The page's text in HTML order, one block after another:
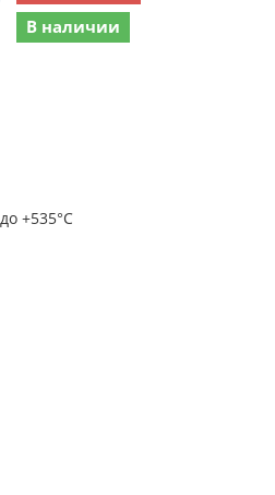
В наличии
+535°С